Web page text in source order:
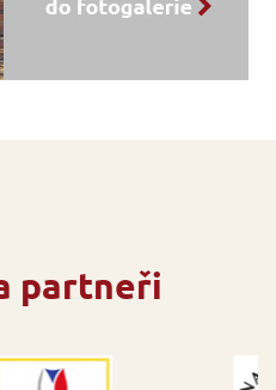
partneři